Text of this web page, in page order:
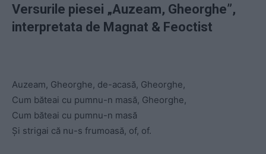
Versurile piesei „Auzeam, Gheorghe”,
interpretata de Magnat & Feoctist
Auzeam, Gheorghe, de-acasă, Gheorghe,
Cum băteai cu pumnu-n masă, Gheorghe,
Cum băteai cu pumnu-n masă
Și strigai că nu-s frumoasă, of, of.